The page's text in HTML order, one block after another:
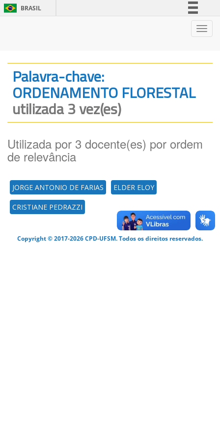
BRASIL
Canais
Palavra-chave:
ORDENAMENTO FLORESTAL
utilizada 3 vez(es)
Utilizada por 3 docente(es) por ordem
de relevância
JORGE ANTONIO DE FARIAS ELDER ELOY
CRISTIANE PEDRAZZI
Copyright © 2017-2026 CPD-UFSM. Todos os direitos reservados.